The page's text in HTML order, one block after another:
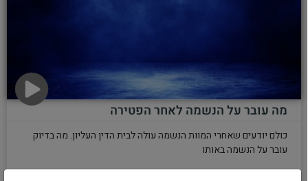
מה עובר על הנשמה לאחר הפטירה
כולם יודעים שאחרי המוות הנשמה עולה לבית הדין העליון. מה בדיוק
עובר על הנשמה באותו